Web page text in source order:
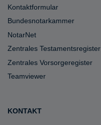
Kontaktformular
Bundesnotarkammer
NotarNet
Zentrales Testamentsregister
Zentrales Vorsorgeregister
Teamviewer
KONTAKT